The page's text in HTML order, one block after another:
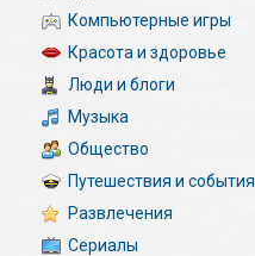
Компьютерные игры
Красота и здоровье
Люди и блоги
Музыка
Общество
Путешествия и события
Развлечения
Сериалы